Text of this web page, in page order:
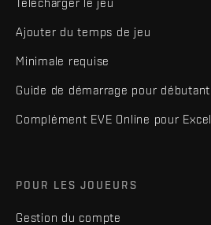
Ajouter du temps de jeu
Minimale requise
Guide de démarrage pour débutant
Complément EVE Online pour Excel
POUR LES JOUEURS
Gestion du compte